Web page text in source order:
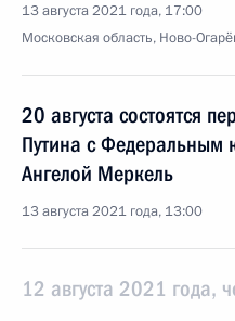
13 августа 2021 года, 17:00
Московская область, Ново-
20 августа состоятся
Путина с Федеральным
Ангелой Меркель
13 августа 2021 года, 13:00
12 августа 2021 года,